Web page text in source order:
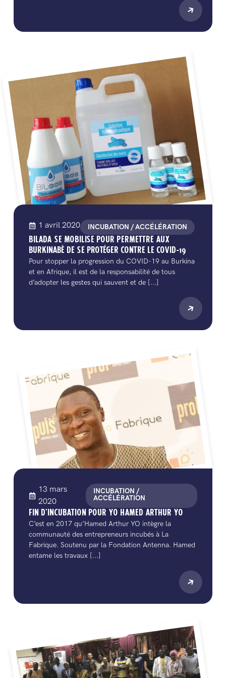
1 avril 2020 INCUBATION / ACCÉLÉRATION
BILADA SE MOBILISE POUR PERMETTRE AUX
BURKINABÈ DE SE PROTÉGER CONTRE LE COVID-19
Pour stopper la progression du COVID-19 au Burkina
et en Afrique, il est de la responsabilité de tous
d’adopter les gestes qui sauvent et de [...]
13 mars
2020
INCUBATION /
ACCÉLÉRATION
FIN D’INCUBATION POUR YO HAMED ARTHUR YO
C’est en 2017 qu’Hamed Arthur YO intègre la
communauté des entrepreneurs incubés à La
Fabrique. Soutenu par la Fondation Antenna. Hamed
entame les travaux [...]